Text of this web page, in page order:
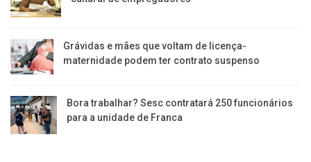
Grávidas e mães que voltam de licença-
maternidade podem ter contrato suspenso
Bora trabalhar? Sesc contratará 250 funcionários
para a unidade de Franca